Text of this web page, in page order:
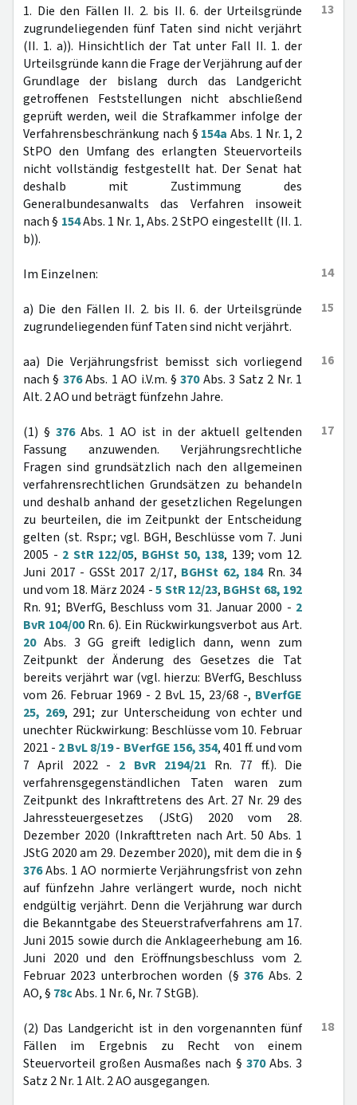
13
1. Die den Fällen II. 2. bis II. 6. der Urteilsgründe
zugrundeliegenden fünf Taten sind nicht verjährt
(II. 1. a)). Hinsichtlich der Tat unter Fall II. 1. der
Urteilsgründe kann die Frage der Verjährung auf der
Grundlage der bislang durch das Landgericht
getroffenen Feststellungen nicht abschließend
geprüft werden, weil die Strafkammer infolge der
Verfahrensbeschränkung nach § 154a Abs. 1 Nr. 1, 2
StPO den Umfang des erlangten Steuervorteils
nicht vollständig festgestellt hat. Der Senat hat
deshalb mit Zustimmung des
Generalbundesanwalts das Verfahren insoweit
nach § 154Abs. 1 Nr. 1, Abs. 2 StPO eingestellt (II. 1.
b)).
14
Im Einzelnen:
15
a) Die den Fällen II. 2. bis II. 6. der Urteilsgründe
zugrundeliegenden fünf Taten sind nicht verjährt.
16
aa) Die Verjährungsfrist bemisst sich vorliegend
nach § 376Abs. 1 AO i.V.m. §370Abs. 3 Satz 2 Nr. 1
Alt. 2 AO und beträgt fünfzehn Jahre.
17
(1) § 376Abs. 1 AO ist in der aktuell geltenden
Fassung anzuwenden. Verjährungsrechtliche
Fragen sind grundsätzlich nach den allgemeinen
verfahrensrechtlichen Grundsätzen zu behandeln
und deshalb anhand der gesetzlichen Regelungen
zu beurteilen, die im Zeitpunkt der Entscheidung
gelten (st. Rspr.; vgl. BGH, Beschlüsse vom 7. Juni
2005 - 2 StR 122/05, BGHSt 50, 138, 139; vom 12.
Juni 2017 - GSSt 2017 2/17, BGHSt 62, 184Rn. 34
und vom 18. März 2024 -5 StR 12/23, BGHSt 68, 192
Rn. 91; BVerfG, Beschluss vom 31. Januar 2000 - 2
BvR 104/00Rn. 6). Ein Rückwirkungsverbot aus Art.
20Abs. 3 GG greift lediglich dann, wenn zum
Zeitpunkt der Änderung des Gesetzes die Tat
bereits verjährt war (vgl. hierzu: BVerfG, Beschluss
vom 26. Februar 1969 - 2 BvL 15, 23/68 -, BVerfGE
25, 269, 291; zur Unterscheidung von echter und
unechter Rückwirkung: Beschlüsse vom 10. Februar
2021 - 2 BvL 8/19- BVerfGE 156, 354, 401 ff. und vom
7 April 2022 - 2 BvR 2194/21 Rn. 77 ff.). Die
verfahrensgegenständlichen Taten waren zum
Zeitpunkt des Inkrafttretens des Art. 27 Nr. 29 des
Jahressteuergesetzes (JStG) 2020 vom 28.
Dezember 2020 (Inkrafttreten nach Art. 50 Abs. 1
JStG 2020 am 29. Dezember 2020), mit dem die in §
376Abs. 1 AO normierte Verjährungsfrist von zehn
auf fünfzehn Jahre verlängert wurde, noch nicht
endgültig verjährt. Denn die Verjährung war durch
die Bekanntgabe des Steuerstrafverfahrens am 17.
Juni 2015 sowie durch die Anklageerhebung am 16.
Juni 2020 und den Eröffnungsbeschluss vom 2.
Februar 2023 unterbrochen worden (§376Abs. 2
AO, § 78cAbs. 1 Nr. 6, Nr. 7 StGB).
18
(2) Das Landgericht ist in den vorgenannten fünf
Fällen im Ergebnis zu Recht von einem
Steuervorteil großen Ausmaßes nach § 370Abs. 3
Satz 2 Nr. 1 Alt. 2 AO ausgegangen.